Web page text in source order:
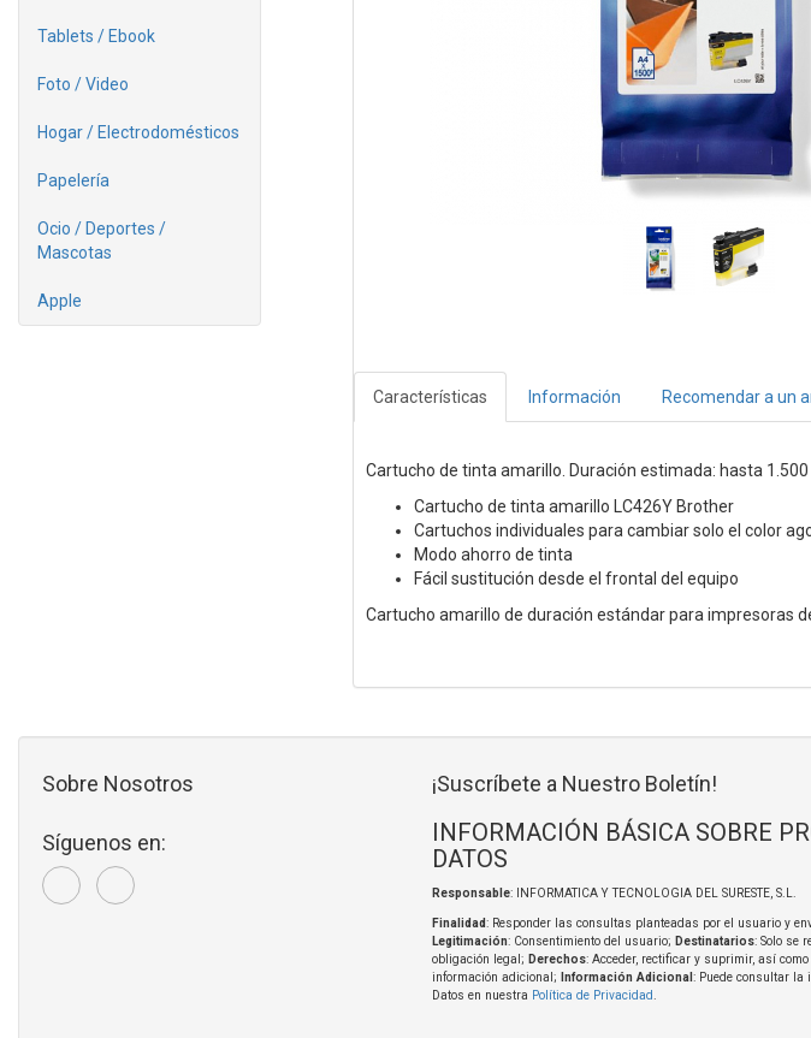
Tablets / Ebook
Foto / Video
Hogar / Electrodomésticos
Papelería
Ocio / Deportes /
Mascotas
Apple
Características Información Recomendar a un
Cartucho de tinta amarillo. Duración estimada: hasta
Cartucho de tinta amarillo LC426Y Brother
Cartuchos individuales para cambiar solo el color
Modo ahorro de tinta
Fácil sustitución desde el frontal del equipo
Cartucho amarillo de duración estándar para impresoras
Sobre Nosotros
Síguenos en:
¡Suscríbete a Nuestro Boletín!
INFORMACIÓN BÁSICA SOBRE
DATOS
Responsable: INFORMATICA Y TECNOLOGIA DEL SURESTE, S.L.
Finalidad: Responder las consultas planteadas por el usuario y
Legitimación: Consentimiento del usuario; Destinatarios: Solo se
obligación legal; Derechos: Acceder, rectificar y suprimir, así
información adicional;
Información Adicional : Puede consultar la
Datos en nuestra Política de Privacidad.